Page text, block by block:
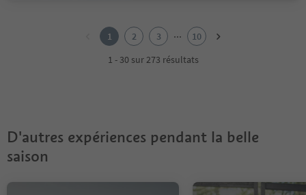
10
1 2 3 ...
10
1 - 30 sur 273 résultats
D'autres expériences pendant la belle
saison